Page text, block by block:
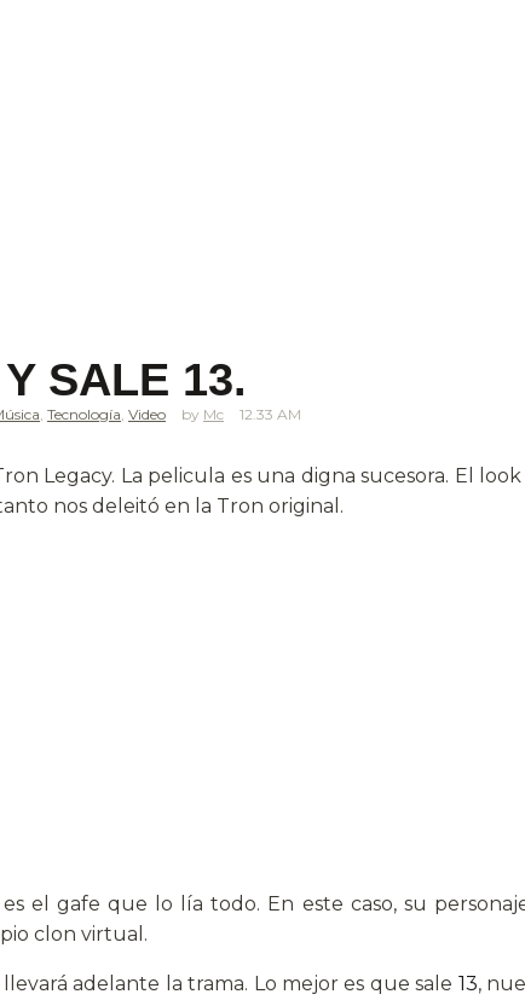
SALE 13.
Tecnología Video Mc 12.33 AM
Legacy. La pelicula es una digna sucesora. El look
nos deleitó en la Tron original.
el gafe que lo lía todo. En este caso, su
clon virtual.
adelante la trama. Lo mejor es que sale 13,